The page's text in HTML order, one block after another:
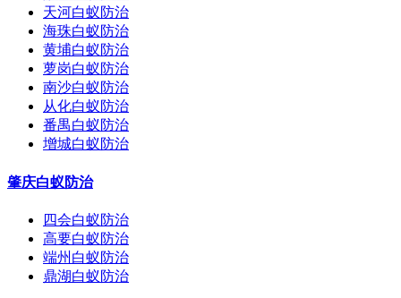
天河白蚁防治
海珠白蚁防治
黄埔白蚁防治
萝岗白蚁防治
南沙白蚁防治
从化白蚁防治
番禺白蚁防治
增城白蚁防治
肇庆白蚁防治
四会白蚁防治
高要白蚁防治
端州白蚁防治
鼎湖白蚁防治